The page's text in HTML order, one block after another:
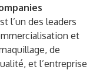
l’un des leaders
et
de
et l’entreprise